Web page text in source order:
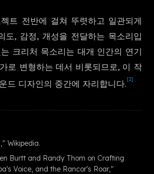
트 전반에 걸쳐 뚜렷하고 일관되게
도, 감정, 개성을 전달하는 목소리입
크리처 목소리는 대개 인간의 연기
로 변형하는 데서 비롯되므로, 이 작
드 디자인의 중간에 자리합니다. [2]
Wikipedia.
Burtt and Randy Thom on Crafting
Voice, and the Rancor's Roar,"